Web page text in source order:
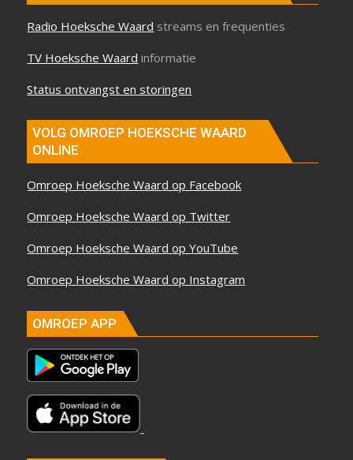
Radio Hoeksche Waard streams en frequenties
TV Hoeksche Waard informatie
Status ontvangst en storingen
VOLG OMROEP HOEKSCHE WAARD
ONLINE
Omroep Hoeksche Waard op Facebook
Omroep Hoeksche Waard op Twitter
Omroep Hoeksche Waard op YouTube
Omroep Hoeksche Waard op Instagram
OMROEP APP